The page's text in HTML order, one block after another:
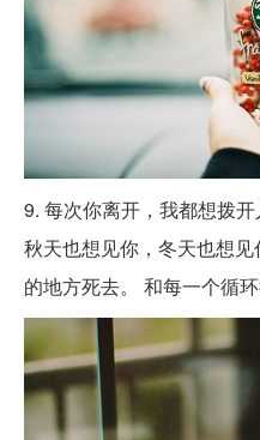
9. 每次你离开，我都想拨
秋天也想见你，冬天也想
的地方死去。 和每一个循